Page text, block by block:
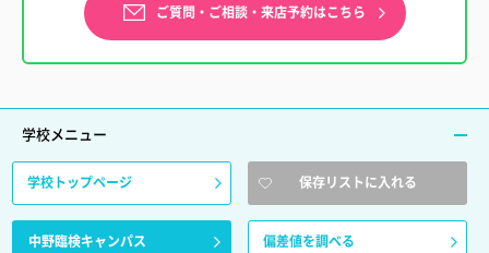
ご質問・ご相談・来店予約はこちら
学校メニュー
学校トップページ 保存リストに入れる
中野臨検キャンパス 偏差値を調べる